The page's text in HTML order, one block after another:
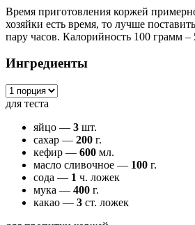
Время приготовления коржей
хозяйки есть время, то лучше
пару часов. Калорийность 100 грамм –
Ингредиенты
для теста
яйцо — 3 шт.
сахар — 200 г.
кефир — 600 мл.
масло сливочное — 100 г.
сода — 1 ч. ложек
мука — 400 г.
какао — 3 ст. ложек